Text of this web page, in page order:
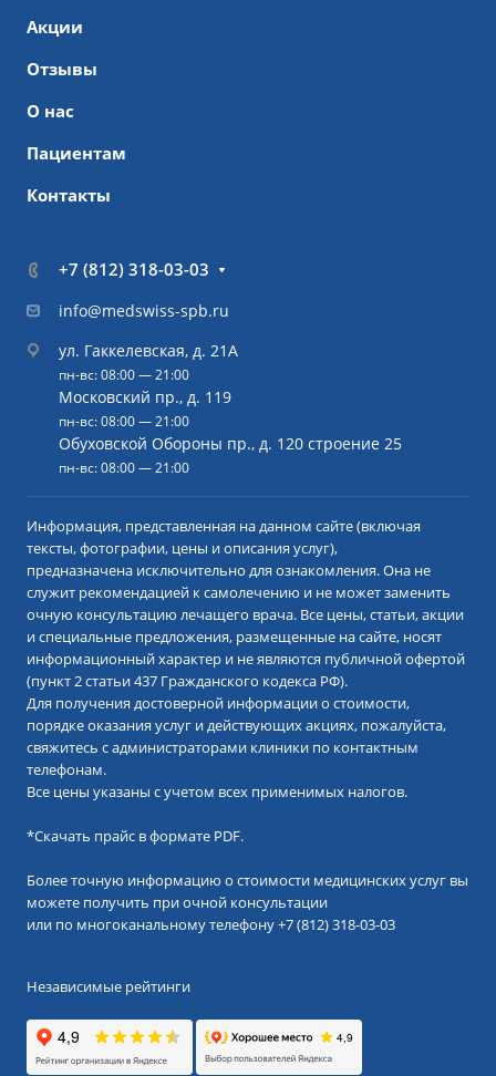
Акции
Отзывы
О нас
Пациентам
Контакты
+7 (812) 318-03-03
info@medswiss-spb.ru
ул. Гаккелевская, д. 21А
пн-вс: 08:00 — 21:00
Московский пр., д. 119
пн-вс: 08:00 — 21:00
Обуховской Обороны пр., д. 120 строение 25
пн-вс: 08:00 — 21:00
Информация, представленная на данном сайте (включая
тексты, фотографии, цены и описания услуг),
предназначена исключительно для ознакомления. Она не
служит рекомендацией к самолечению и не может заменить
очную консультацию лечащего врача. Все цены, статьи, акции
и специальные предложения, размещенные на сайте, носят
информационный характер и не являются публичной офертой
(пункт 2 статьи 437 Гражданского кодекса РФ).
Для получения достоверной информации о стоимости,
порядке оказания услуг и действующих акциях, пожалуйста,
свяжитесь с администраторами клиники по контактным
телефонам.
Все цены указаны с учетом всех применимых налогов.
*Скачать прайс в формате PDF.
Более точную информацию о стоимости медицинских услуг вы
можете получить при очной консультации
или по многоканальному телефону+7 (812) 318-03-03
Независимые рейтинги